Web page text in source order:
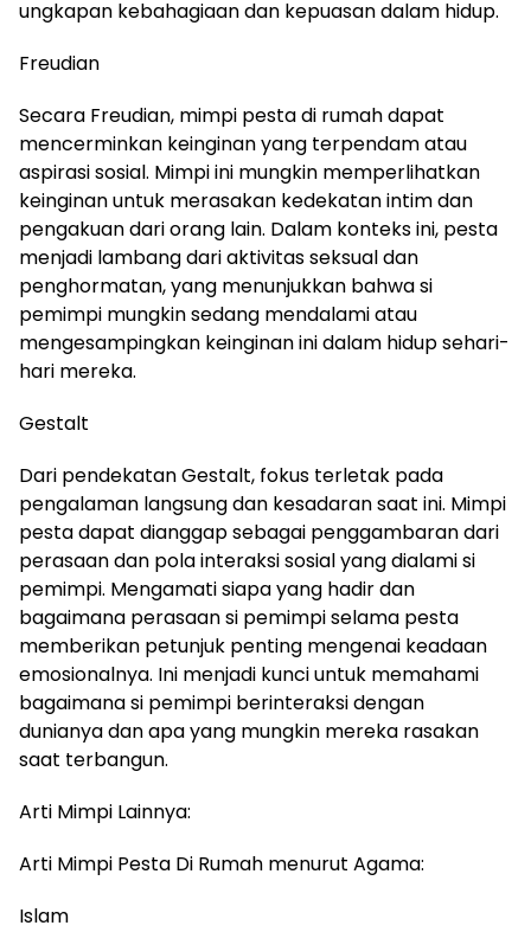
ungkapan kebahagiaan dan kepuasan dalam hidup.
Freudian
Secara Freudian, mimpi pesta di rumah dapat
mencerminkan keinginan yang terpendam atau
aspirasi sosial. Mimpi ini mungkin memperlihatkan
keinginan untuk merasakan kedekatan intim dan
pengakuan dari orang lain. Dalam konteks ini, pesta
menjadi lambang dari aktivitas seksual dan
penghormatan, yang menunjukkan bahwa si
pemimpi mungkin sedang mendalami atau
mengesampingkan keinginan ini dalam hidup sehari-
hari mereka.
Gestalt
Dari pendekatan Gestalt, fokus terletak pada
pengalaman langsung dan kesadaran saat ini. Mimpi
pesta dapat dianggap sebagai penggambaran dari
perasaan dan pola interaksi sosial yang dialami si
pemimpi. Mengamati siapa yang hadir dan
bagaimana perasaan si pemimpi selama pesta
memberikan petunjuk penting mengenai keadaan
emosionalnya. Ini menjadi kunci untuk memahami
bagaimana si pemimpi berinteraksi dengan
dunianya dan apa yang mungkin mereka rasakan
saat terbangun.
Arti Mimpi Lainnya:
Arti Mimpi Pesta Di Rumah menurut Agama:
Islam